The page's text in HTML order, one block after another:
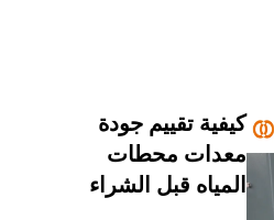
تقييم جودة
محطات
قبل الشراء